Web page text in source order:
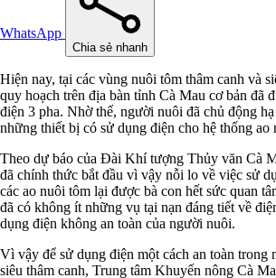
WhatsApp
Chia sẻ nhanh
Hiện nay, tại các vùng nuôi tôm thâm canh và
quy hoạch trên địa bàn tỉnh Cà Mau cơ bản đã
điện 3 pha. Nhờ thế, người nuôi đã chủ động hạ
những thiết bị có sử dụng điện cho hệ thống ao
Theo dự báo của Đài Khí tượng Thủy văn Cà
đã chính thức bắt đầu vì vậy nỗi lo về việc sử
các ao nuôi tôm lại được bà con hết sức quan
đã có không ít những vụ tại nạn đáng tiết về
dụng điện không an toàn của người nuôi.
Vì vậy để sử dụng điện một cách an toàn trong
siêu thâm canh, Trung tâm Khuyến nông Cà